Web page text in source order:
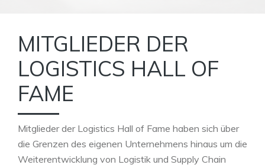
MITGLIEDER DER
LOGISTICS HALL OF
FAME
Mitglieder der Logistics Hall of Fame haben sich über
die Grenzen des eigenen Unternehmens hinaus um die
Weiterentwicklung von Logistik und Supply Chain